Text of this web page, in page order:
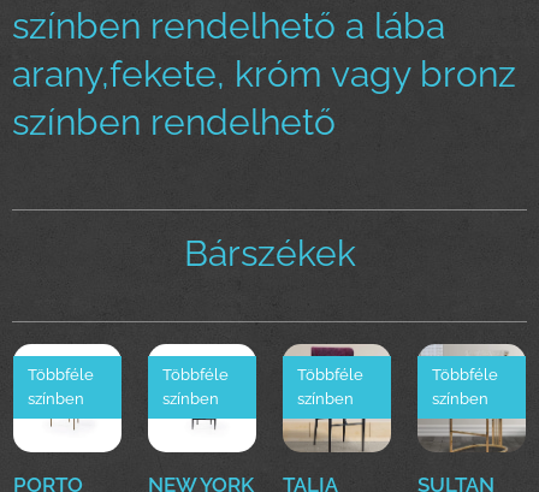
színben rendelhető a lába
arany,fekete, króm vagy bronz
színben rendelhető
Bárszékek
PORTO
Többféle
színben
NEW YORK
Többféle
színben
TALIA
Többféle
színben
SULTAN
Többféle
színben